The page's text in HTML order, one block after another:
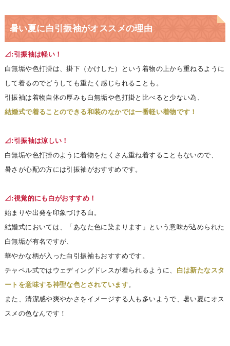
暑い夏に白引振袖がオススメの理由
⊿:引振袖は軽い！
白無垢や色打掛は、掛下（かけした）という着物の上から重ねるように
して着るのでどうしても重たく感じられることも。
引振袖は着物自体の厚みも白無垢や色打掛と比べると少ない為、
結婚式で着ることのできる和装のなかでは一番軽い着物です！
⊿:引振袖は涼しい！
白無垢や色打掛のように着物をたくさん重ね着することもないので、
暑さが心配の方には引振袖がおすすめです。
⊿:視覚的にも白がおすすめ！
始まりや出発を印象づける白。
結婚式においては、「あなた色に染まります」という意味が込められた
白無垢が有名ですが、
華やかな柄が入った白引振袖もおすすめです。
チャペル式ではウェディングドレスが着られるように、 白は新たなスタ
ートを意味する神聖な色とされています。
また、清潔感や爽やかさをイメージする人も多いようで、暑い夏にオス
スメの色なんです！